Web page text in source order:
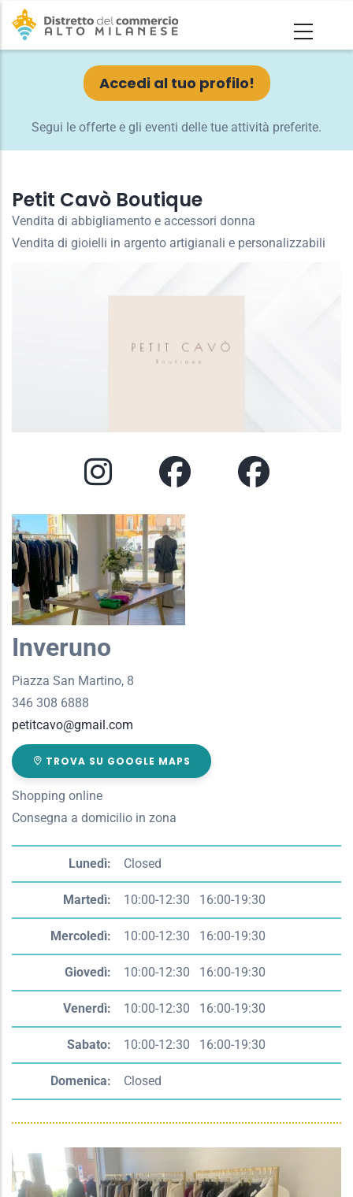
Salta
contenuto
Accedi al tuo profilo!
Segui le offerte e gli eventi delle tue attività preferite.
Petit Cavò Boutique
Vendita di abbigliamento e accessori donna
Vendita di gioielli in argento artigianali e personalizzabili
Inveruno
Piazza San Martino, 8
346 308 6888
petitcavo@gmail.com
TROVA SU GOOGLE MAPS
Shopping online
Consegna a domicilio in zona
Giorno
slot
Lunedì: Closed
Martedì: 10:00-12:30 16:00-19:30
Mercoledì: 10:00-12:30 16:00-19:30
Giovedì: 10:00-12:30 16:00-19:30
Venerdì: 10:00-12:30 16:00-19:30
Sabato: 10:00-12:30 16:00-19:30
Domenica: Closed